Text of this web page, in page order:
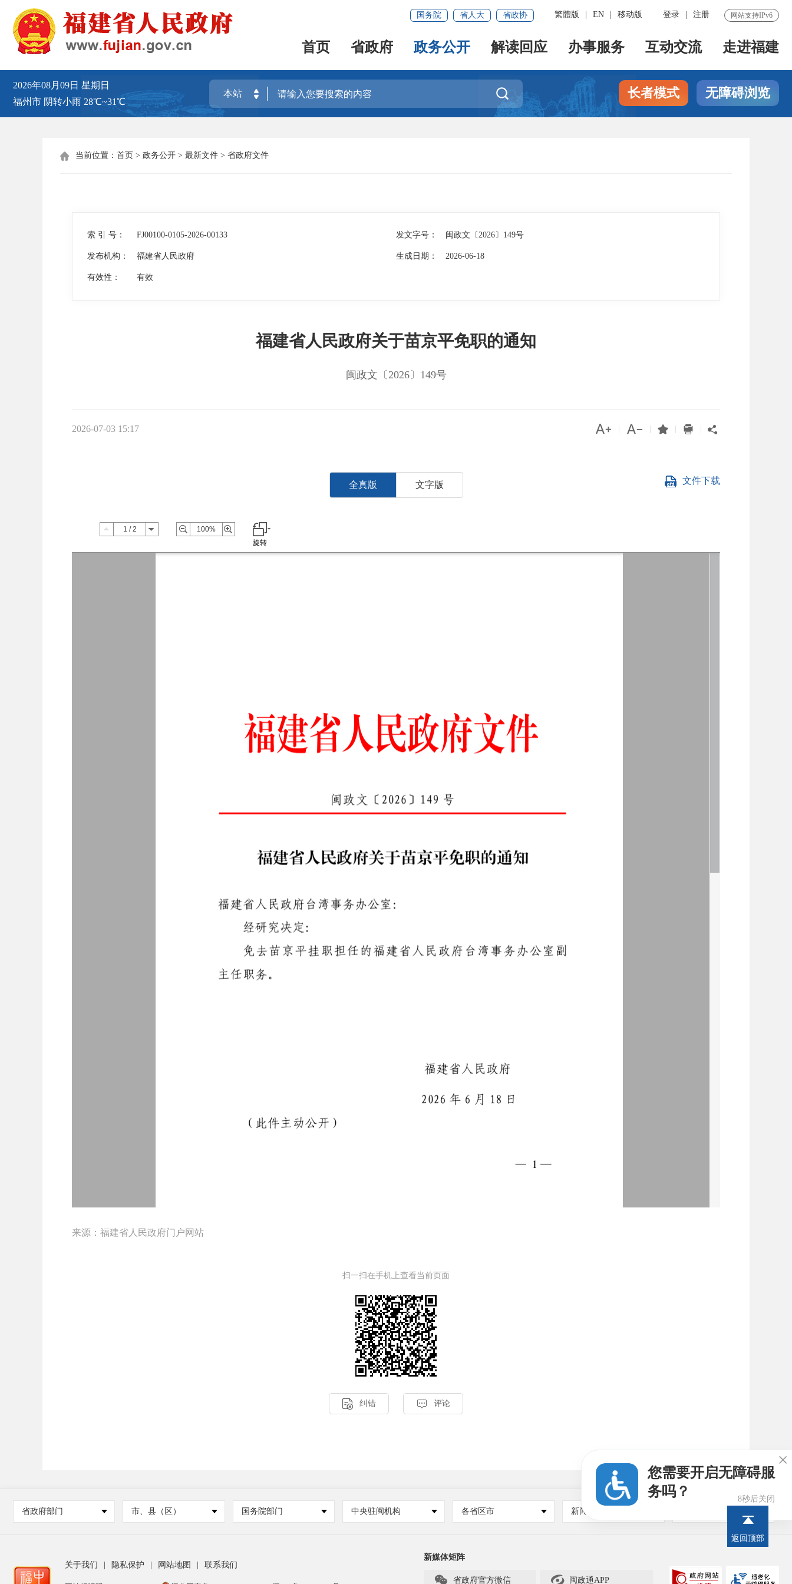
网站支持IPv6
登录 注册
繁體版 EN 移动版
国务院 省人大 省政协
首页 省政府 政务公开 解读回应 办事服务 互动交流 走进福建
2026年08月09日 星期日
福州市 阴转小雨 28℃~31℃
 长者模式 无障碍浏览
 当前位置： 首页 > 政务公开 > 最新文件 > 省政府文件
索 引 号： FJ00100-0105-2026-00133 发文字号： 闽政文〔2026〕149号
发布机构： 福建省人民政府 生成日期： 2026-06-18
有效性： 有效
福建省人民政府关于苗京平免职的通知
闽政文〔2026〕149号
2026-07-03 15:17     
全真版 文字版 文件下载
来源：福建省人民政府门户网站
扫一扫在手机上查看当前页面
 纠错  评论
省政府部门 市、县（区） 国务院部门 中央驻闽机构 各省区市 新闻媒体
关于我们 隐私保护 网站地图 联系我们
新媒体矩阵
 省政府官方微信  闽政通APP
返回顶部
您需要开启无障碍服
务吗？
7秒后关闭
